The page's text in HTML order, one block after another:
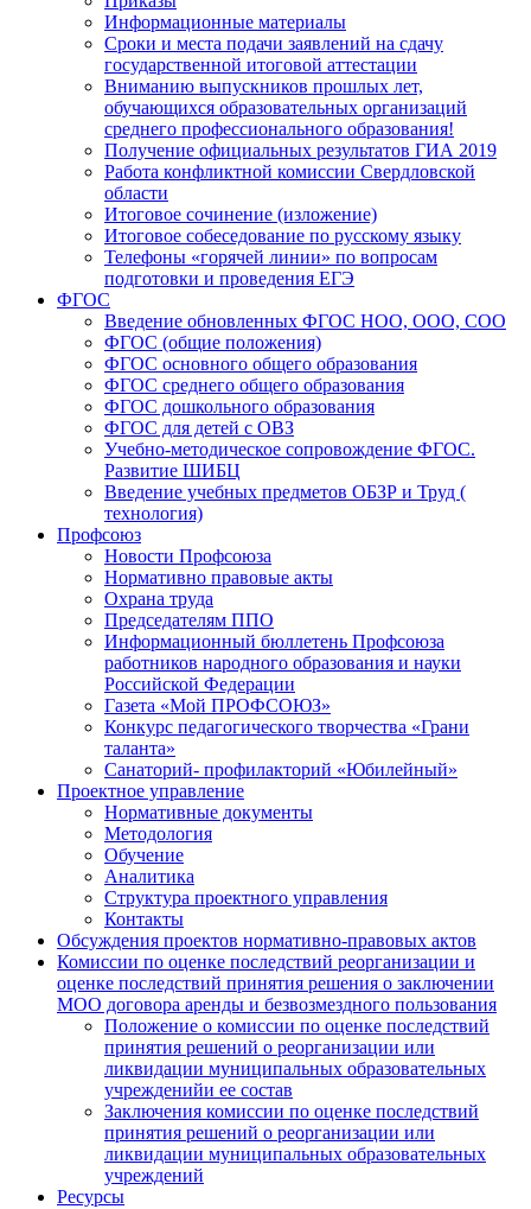
Информационные материалы
Сроки и места подачи заявлений на сдачу
государственной итоговой аттестации
Вниманию выпускников прошлых лет,
обучающихся образовательных организаций
среднего профессионального образования!
Получение официальных результатов ГИА 2019
Работа конфликтной комиссии Свердловской
области
Итоговое сочинение (изложение)
Итоговое собеседование по русскому языку
Телефоны «горячей линии» по вопросам
подготовки и проведения ЕГЭ
ФГОС
Введение обновленных ФГОС НОО, ООО, СОО
ФГОС (общие положения)
ФГОС основного общего образования
ФГОС среднего общего образования
ФГОС дошкольного образования
ФГОС для детей с ОВЗ
Учебно-методическое сопровождение ФГОС.
Развитие ШИБЦ
Введение учебных предметов ОБЗР и Труд (
технология)
Профсоюз
Новости Профсоюза
Нормативно правовые акты
Охрана труда
Председателям ППО
Информационный бюллетень Профсоюза
работников народного образования и науки
Российской Федерации
Газета «Мой ПРОФСОЮЗ»
Конкурс педагогического творчества «Грани
таланта»
Санаторий- профилакторий «Юбилейный»
Проектное управление
Нормативные документы
Методология
Обучение
Аналитика
Структура проектного управления
Контакты
Обсуждения проектов нормативно-правовых актов
Комиссии по оценке последствий реорганизации и
оценке последствий принятия решения о заключении
МОО договора аренды и безвозмездного пользования
Положение о комиссии по оценке последствий
принятия решений о реорганизации или
ликвидации муниципальных образовательных
учрежденийи ее состав
Заключения комиссии по оценке последствий
принятия решений о реорганизации или
ликвидации муниципальных образовательных
учреждений
Ресурсы